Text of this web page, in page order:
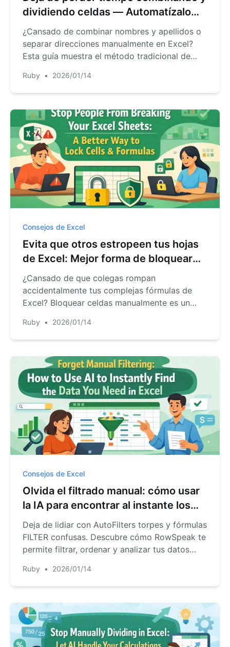
dividiendo celdas — Automatízalo
con la IA de Excel
¿Cansado de combinar nombres y apellidos o
separar direcciones manualmente en Excel?
Esta guía muestra el método tradicional de
usando RowSpeak. Deja de perder horas en la
preparación de datos.
Ruby • 2026/01/14
Consejos de Excel
Evita que otros estropeen tus hojas
de Excel: Mejor forma de bloquear
celdas & fórmulas
¿Cansado de que colegas rompan
accidentalmente tus complejas fórmulas de
Excel? Bloquear celdas manualmente es un
cómo RowSpeak ofrece una forma más
inteligente de gestionar el acceso a datos y la
configuraciones complejas.
Ruby • 2026/01/14
Consejos de Excel
Olvida el filtrado manual: cómo usar
la IA para encontrar al instante los
datos que necesitas en Excel
Deja de lidiar con AutoFilters torpes y fórmulas
FILTER confusas. Descubre cómo RowSpeak te
permite filtrar, ordenar y analizar tus datos
los datos exactos que necesitas en segundos,
no en minutos.
Ruby • 2026/01/14